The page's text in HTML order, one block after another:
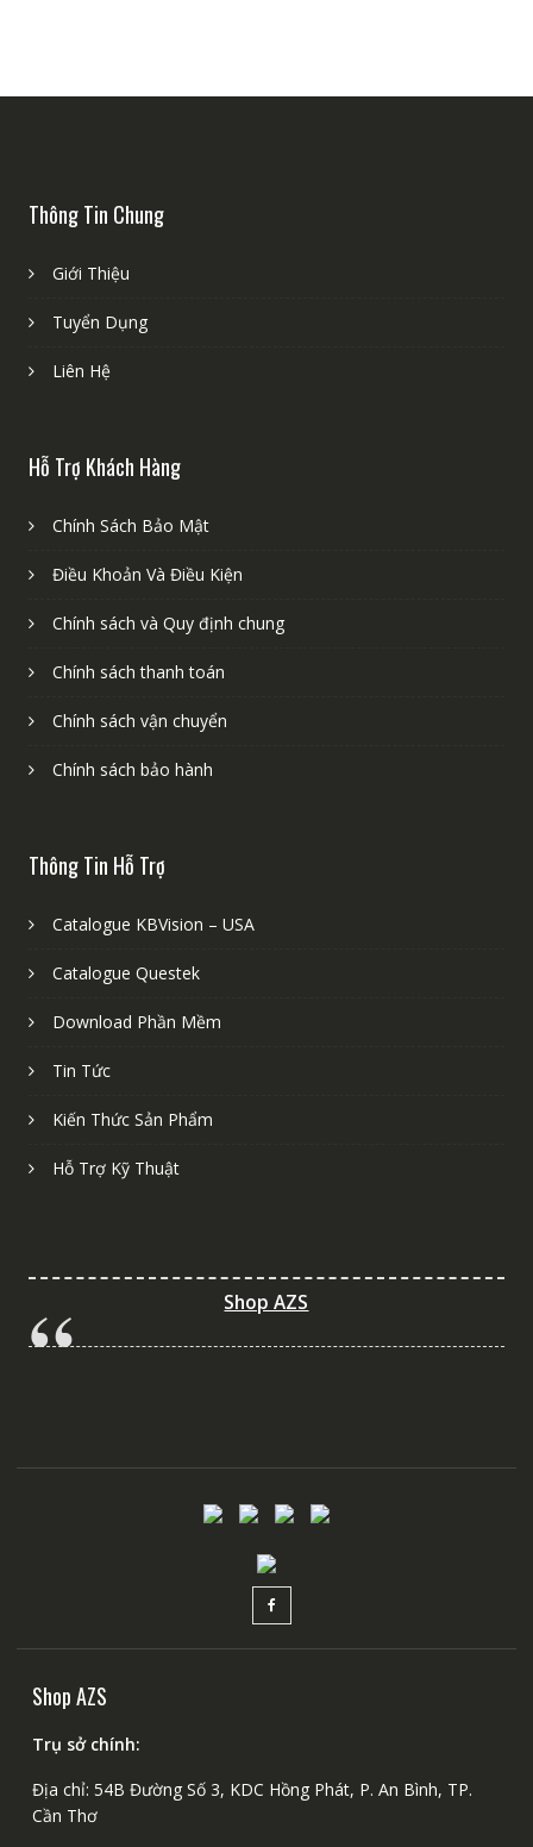
Thông Tin Chung
Giới Thiệu
Tuyển Dụng
Liên Hệ
Hỗ Trợ Khách Hàng
Chính Sách Bảo Mật
Điều Khoản Và Điều Kiện
Chính sách và Quy định chung
Chính sách thanh toán
Chính sách vận chuyển
Chính sách bảo hành
Thông Tin Hỗ Trợ
Catalogue KBVision – USA
Catalogue Questek
Download Phần Mềm
Tin Tức
Kiến Thức Sản Phẩm
Hỗ Trợ Kỹ Thuật
Shop AZS
Shop AZS
Trụ sở chính:
Địa chỉ: 54B Đường Số 3, KDC Hồng Phát, P. An Bình, TP.
Cần Thơ